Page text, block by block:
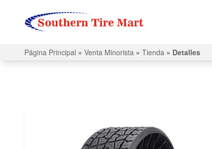
Página Principal » Venta Minorista » Tienda » Detalles